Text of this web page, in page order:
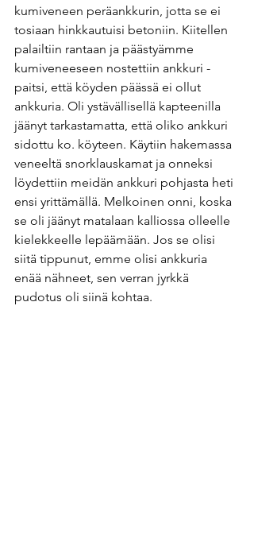
kumiveneen peräankkurin, jotta se ei
tosiaan hinkkautuisi betoniin. Kiitellen
palailtiin rantaan ja päästyämme
kumiveneeseen nostettiin ankkuri -
paitsi, että köyden päässä ei ollut
ankkuria. Oli ystävällisellä kapteenilla
jäänyt tarkastamatta, että oliko ankkuri
sidottu ko. köyteen. Käytiin hakemassa
veneeltä snorklauskamat ja onneksi
löydettiin meidän ankkuri pohjasta heti
ensi yrittämällä. Melkoinen onni, koska
se oli jäänyt matalaan kalliossa olleelle
kielekkeelle lepäämään. Jos se olisi
siitä tippunut, emme olisi ankkuria
enää nähneet, sen verran jyrkkä
pudotus oli siinä kohtaa.